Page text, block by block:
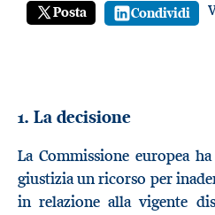
Posta Condividi
1. La decisione
La Commissione europea
giustizia un ricorso per
in relazione alla vigente